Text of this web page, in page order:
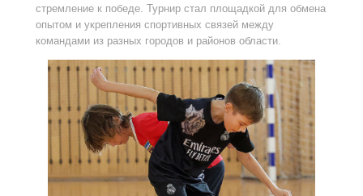
стремление к победе. Турнир стал площадкой для обмена
опытом и укрепления спортивных связей между
командами из разных городов и районов области.